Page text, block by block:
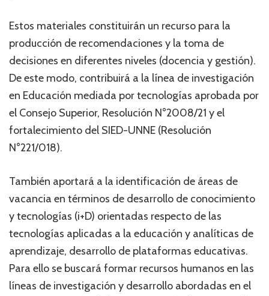
Estos materiales constituirán un recurso para la
producción de recomendaciones y la toma de
decisiones en diferentes niveles (docencia y gestión).
De este modo, contribuirá a la línea de investigación
en Educación mediada por tecnologías aprobada por
el Consejo Superior, Resolución N°2008/21 y el
fortalecimiento del SIED-UNNE (Resolución
N°221/018).
También aportará a la identificación de áreas de
vacancia en términos de desarrollo de conocimiento
y tecnologías (i+D) orientadas respecto de las
tecnologías aplicadas a la educación y analíticas de
aprendizaje, desarrollo de plataformas educativas.
Para ello se buscará formar recursos humanos en las
líneas de investigación y desarrollo abordadas en el